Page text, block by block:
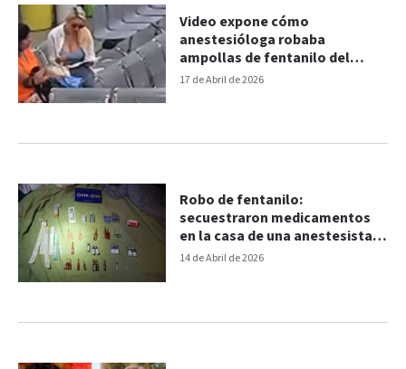
17 de Abril de 2026
Video expone cómo
anestesióloga robaba
ampollas de fentanilo del
hospital
14 de Abril de 2026
Robo de fentanilo:
secuestraron medicamentos
en la casa de una anestesista y
quedó detenida